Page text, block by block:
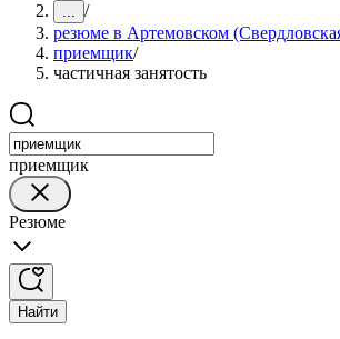
... /
резюме в Артемовском
приемщик/
частичная занятость
приемщик
Резюме
Найти